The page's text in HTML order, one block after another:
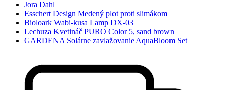
Jora Dahl
Esschert Design Medený plot proti slimákom
Bioloark Wabi-kusa Lamp DX-03
Lechuza Kvetináč PURO Color 5, sand brown
GARDENA Solárne zavlažovanie AquaBloom Set